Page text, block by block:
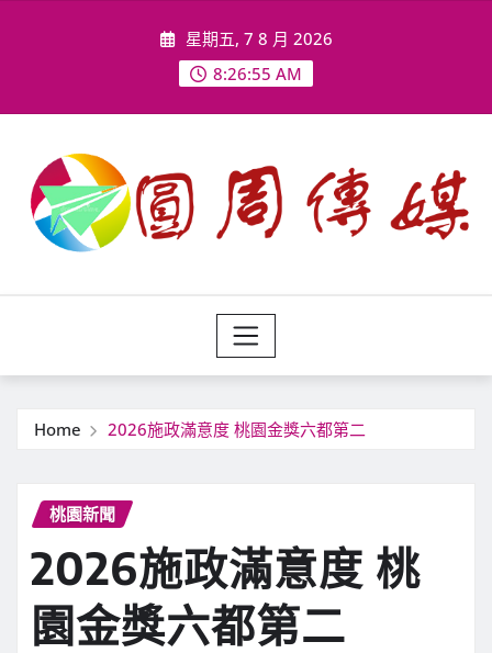
星期五, 7 8 月 2026
8:26:57 AM
Home 2026施政滿意度 桃園金獎六都第二
桃園新聞
2026施政滿意度 桃
園金獎六都第二